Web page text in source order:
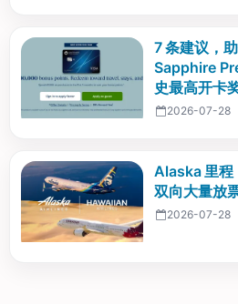
7 条建议，
Sapphire
史最高开卡
2026-07-28
Alaska 里程
双向大量放
2026-07-28